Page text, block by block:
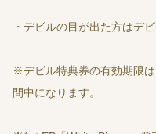
・デビルの目が出た方はデ
※デビル特典券の有効期限
間中になります。